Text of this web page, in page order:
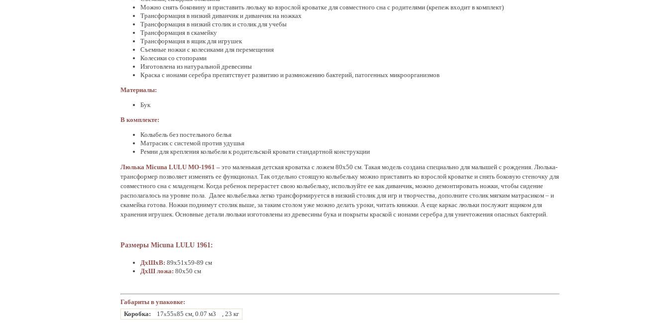
Можно снять боковину и приставить люльку ко взрослой кроватке для совместного сна с родителями (крепеж входит в комплект)
Трансформация в низкий диванчик и диванчик на ножках
Трансформация в низкий столик и столик для учебы
Трансформация в скамейку
Трансформация в ящик для игрушек
Съемные ножки с колесиками для перемещения
Колесики со стопорами
Изготовлена из натуральной древесины
Краска с ионами серебра препятствует развитию и размножению бактерий, патогенных микроорганизмов
Материалы:
Бук
В комплекте:
Колыбель без постельного белья
Матрасик с системой против удушья
Ремни для крепления колыбели к родительской кровати стандартной конструкции
Люлька Micuna LULU МО-1961 – это маленькая детская кроватка с ложем 80х50 см. Такая модель создана специально для малышей с рождения. Люлька-
трансформер позволяет изменять ее функционал. Так отдельно стоящую колыбельку можно приставить ко взрослой кроватке и снять боковую стеночку для
совместного сна с младенцем. Когда ребенок перерастет свою колыбельку, используйте ее как диванчик, можно демонтировать ножки, чтобы сидение
располагалось на уровне пола. Далее колыбелька легко трансформируется в низкий столик для игр и творчества, дополните столик мягким матрасиком – и
скамейка готова. Ножки поднимут столик выше, за таким столом уже можно делать уроки, читать книжки. А еще каркас люльки послужит ящиком для
хранения игрушек. Основные детали люльки изготовлены из древесины бука и покрыты краской с ионами серебра для уничтожения опасных бактерий.
Размеры Micuna LULU 1961:
ДхШхВ: 89х51х59-89 см
ДхШ ложа: 80х50 см
Габариты в упаковке:
Коробка:
17x55x85 см, 0.07 м3 , 23 кг